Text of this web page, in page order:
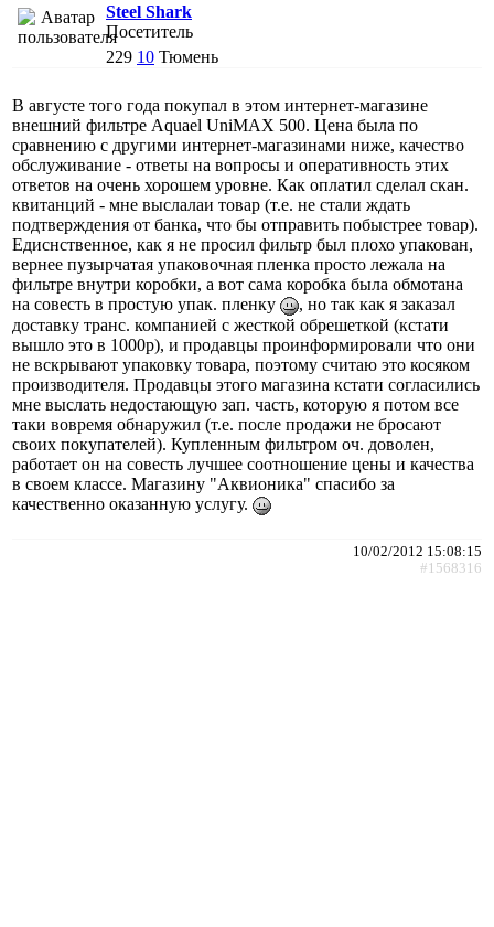
Steel Shark
Посетитель
229 10 Тюмень
В августе того года покупал в этом интернет-магазине
внешний фильтре Aquael UniMAX 500. Цена была по
сравнению с другими интернет-магазинами ниже, качество
обслуживание - ответы на вопросы и оперативность этих
ответов на очень хорошем уровне. Как оплатил сделал скан.
квитанций - мне выслалаи товар (т.е. не стали ждать
подтверждения от банка, что бы отправить побыстрее товар).
Едиснственное, как я не просил фильтр был плохо упакован,
вернее пузырчатая упаковочная пленка просто лежала на
фильтре внутри коробки, а вот сама коробка была обмотана
на совесть в простую упак. пленку
, но так как я заказал
доставку транс. компанией с жесткой обрешеткой (кстати
вышло это в 1000р), и продавцы проинформировали что они
не вскрывают упаковку товара, поэтому считаю это косяком
производителя. Продавцы этого магазина кстати согласились
мне выслать недостающую зап. часть, которую я потом все
таки вовремя обнаружил (т.е. после продажи не бросают
своих покупателей). Купленным фильтром оч. доволен,
работает он на совесть лучшее соотношение цены и качества
в своем классе. Магазину "Аквионика" спасибо за
качественно оказанную услугу.
10/02/2012 15:08:15
#1568316